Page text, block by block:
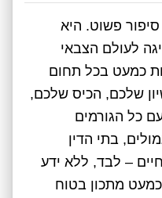
פשוט. היא
לעולם הצבאי
כמעט בכל תחום
שלכם, הכיס שלכם,
כל הגורמים
בתי הדין
– לבד, ללא ידע
מתכון בטוח